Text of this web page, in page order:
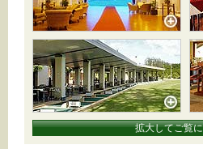
拡大してご覧